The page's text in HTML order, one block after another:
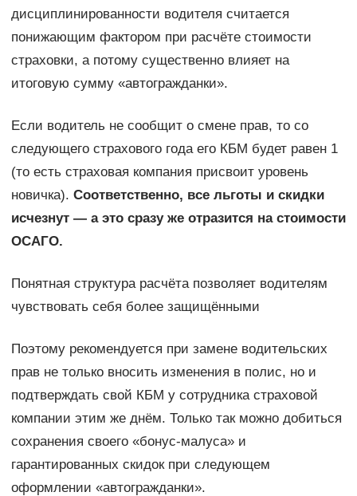
дисциплинированности водителя считается
понижающим фактором при расчёте стоимости
страховки, а потому существенно влияет на
итоговую сумму «автогражданки».
Если водитель не сообщит о смене прав, то со
следующего страхового года его КБМ будет равен 1
(то есть страховая компания присвоит уровень
новичка). Соответственно, все льготы и скидки
исчезнут — а это сразу же отразится на стоимости
ОСАГО.
Понятная структура расчёта позволяет водителям
чувствовать себя более защищёнными
Поэтому рекомендуется при замене водительских
прав не только вносить изменения в полис, но и
подтверждать свой КБМ у сотрудника страховой
компании этим же днём. Только так можно добиться
сохранения своего «бонус-малуса» и
гарантированных скидок при следующем
оформлении «автогражданки».